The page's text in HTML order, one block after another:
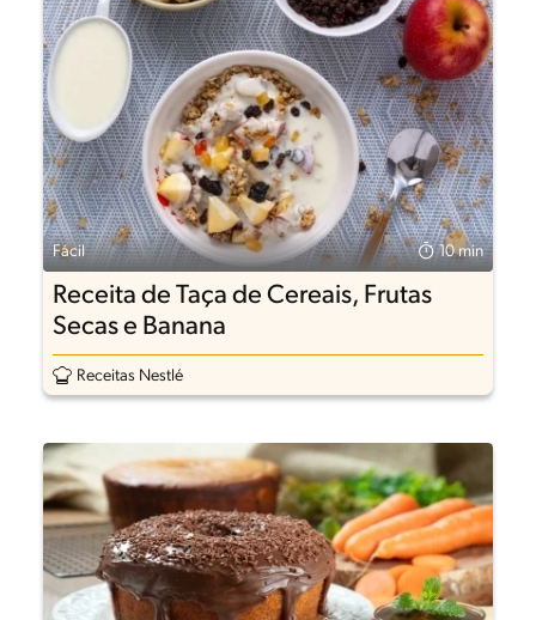
Fácil 10 min
Receita de Taça de Cereais, Frutas
Secas e Banana
Receitas Nestlé